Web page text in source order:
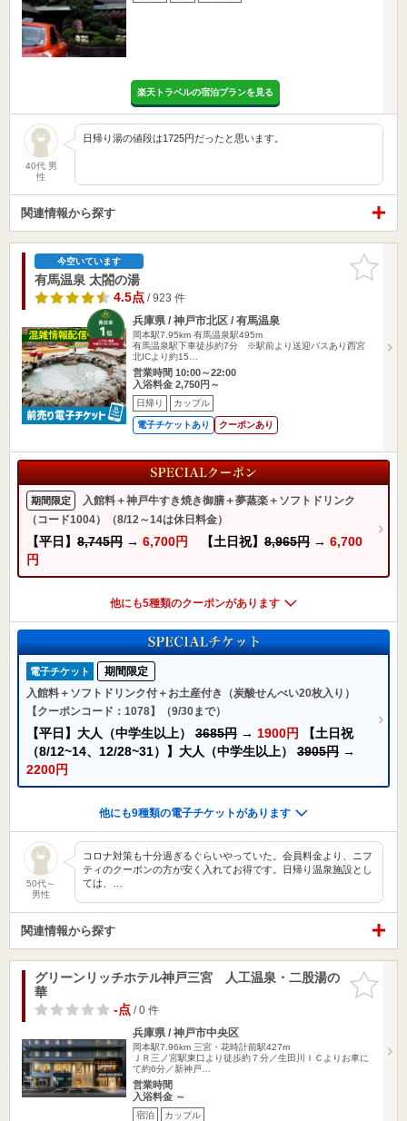
楽天トラベルの宿泊プランを見る
40代 男
性
日帰り湯の値段は1725円だったと思います。
関連情報から探す
お気に入
りに追加
今空いています
有馬温泉 太閤の湯
4.5点/ 923 件
兵庫県 / 神戸市北区 / 有馬温泉
岡本駅7.95km 有馬温泉駅495m
有馬温泉駅下車徒歩約7分 ※駅前より送迎バスあり西宮
北ICより約15…
営業時間 10:00～22:00
入浴料金 2,750円～
日帰り カップル
電子チケットあり クーポンあり
期間限定
入館料＋神戸牛すき焼き御膳＋夢蒸楽＋ソフトドリンク
（コード1004）（8/12～14は休日料金）
【平日】 8,745円 → 6,700円 【土日祝】 8,965円 → 6,700
円
他にも5種類のクーポンがあります
電子チケット
期間限定
入館料＋ソフトドリンク付＋お土産付き（炭酸せんべい20枚入り）
【クーポンコード：1078】（9/30まで）
【平日】大人（中学生以上） 3685円 → 1900円
【土日祝
（8/12~14、12/28~31）】大人（中学生以上） 3905円 →
2200円
他にも9種類の電子チケットがあります
50代～
男性
コロナ対策も十分過ぎるぐらいやっていた。会員料金より、ニフ
ティのクーポンの方が安く入れてお得です。日帰り温泉施設とし
ては、…
関連情報から探す
お気に入
りに追加
グリーンリッチホテル神戸三宮 人工温泉・二股湯の
華
-点/ 0 件
兵庫県 / 神戸市中央区
岡本駅7.96km 三宮・花時計前駅427m
ＪＲ三ノ宮駅東口より徒歩約７分／生田川ＩＣよりお車に
て約6分／新神戸…
営業時間
入浴料金 ～
宿泊 カップル